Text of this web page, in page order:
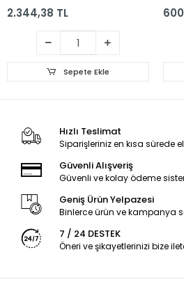
2.344,38 TL
Sepete Ekle
Hızlı Teslimat
Siparişleriniz en kısa sürede
Güvenli Alışveriş
Güvenli ve kolay ödeme
Geniş Ürün Yelpazesi
Binlerce ürün ve kampanya
7 / 24 DESTEK
Öneri ve şikayetlerinizi bize